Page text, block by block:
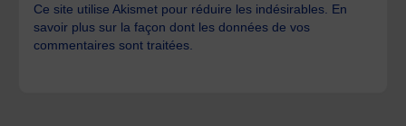
Ce site utilise Akismet pour réduire les indésirables. En
savoir plus sur la façon dont les données de vos
commentaires sont traitées